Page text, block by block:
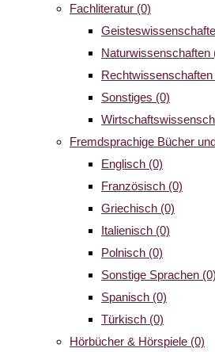
Fachliteratur (0)
Naturwissenschaften
Rechtwissenschaften
Sonstiges (0)
Fremdsprachige Bücher
Englisch (0)
Französisch (0)
Griechisch (0)
Italienisch (0)
Polnisch (0)
Sonstige Sprachen (0)
Spanisch (0)
Türkisch (0)
Hörbücher & Hörspiele (0)